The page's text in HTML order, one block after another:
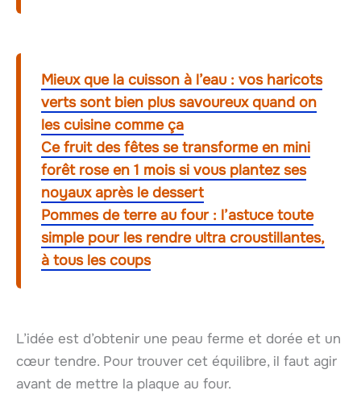
Mieux que la cuisson à l’eau : vos haricots
verts sont bien plus savoureux quand on
les cuisine comme ça
Ce fruit des fêtes se transforme en mini
forêt rose en 1 mois si vous plantez ses
noyaux après le dessert
Pommes de terre au four : l’astuce toute
simple pour les rendre ultra croustillantes,
à tous les coups
L’idée est d’obtenir une peau ferme et dorée et un
cœur tendre. Pour trouver cet équilibre, il faut agir
avant de mettre la plaque au four.